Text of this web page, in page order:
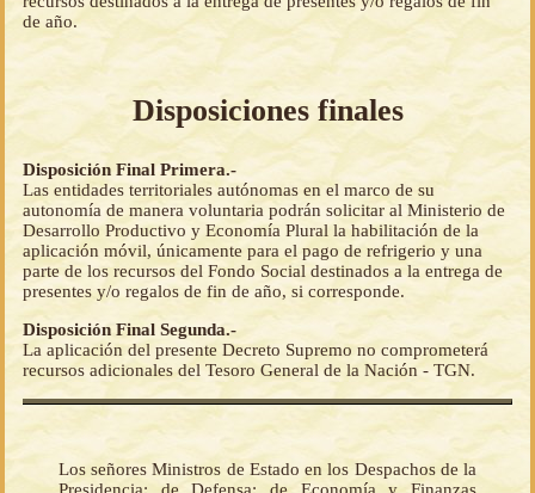
de año.
Disposiciones finales
Disposición Final Primera.-
Las entidades territoriales autónomas en el marco de su
autonomía de manera voluntaria podrán solicitar al Ministerio de
Desarrollo Productivo y Economía Plural la habilitación de la
aplicación móvil, únicamente para el pago de refrigerio y una
parte de los recursos del Fondo Social destinados a la entrega de
presentes y/o regalos de fin de año, si corresponde.
Disposición Final Segunda.-
La aplicación del presente Decreto Supremo no comprometerá
recursos adicionales del Tesoro General de la Nación - TGN.
Los señores Ministros de Estado en los Despachos de la
Presidencia; de Defensa; de Economía y Finanzas